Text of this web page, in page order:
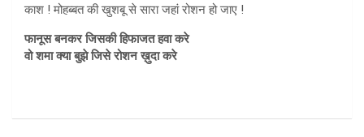
काश ! मोहब्बत की खुशबू से सारा जहां रोशन हो जाए !
फानूस बनकर जिसकी हिफाजत हवा करे
वो शमा क्या बुझे जिसे रोशन ख़ुदा करे